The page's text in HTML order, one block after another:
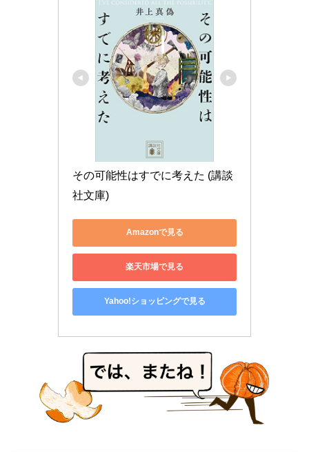
その可能性はすでに考えた (講談
社文庫)
Amazonで見る
楽天市場で見る
Yahoo!ショッピングで見る